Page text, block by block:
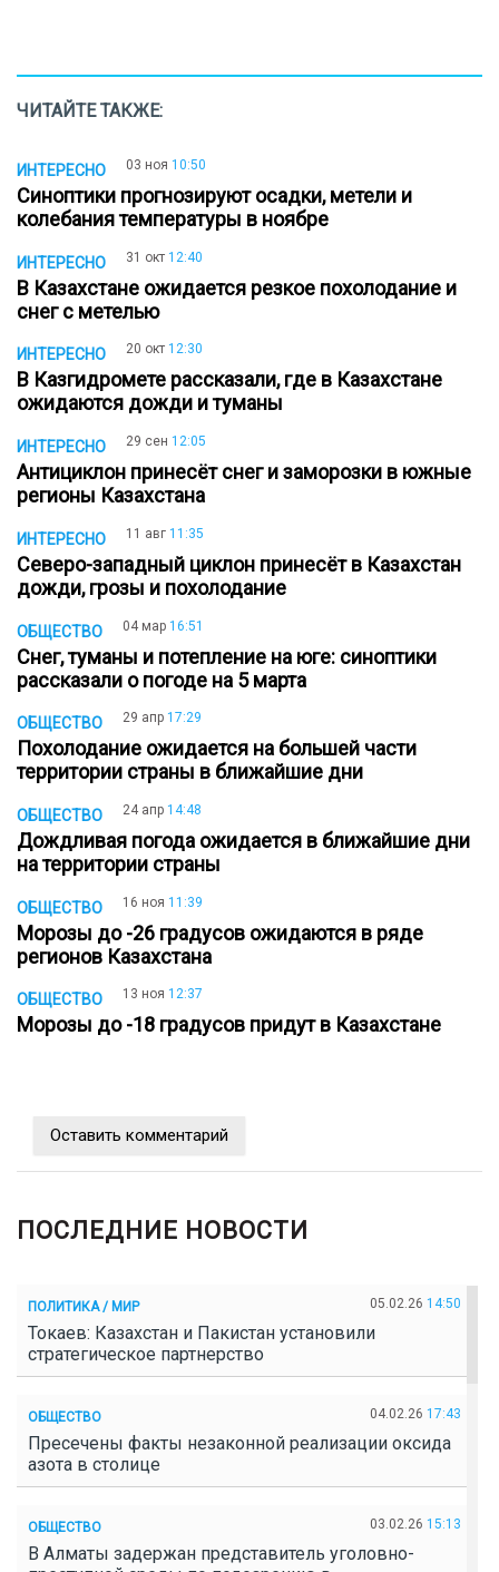
ЧИТАЙТЕ ТАКЖЕ:
ИНТЕРЕСНО 03 ноя 10:50
Синоптики прогнозируют осадки, метели и
колебания температуры в ноябре
ИНТЕРЕСНО 31 окт 12:40
В Казахстане ожидается резкое похолодание и
снег с метелью
ИНТЕРЕСНО 20 окт 12:30
В Казгидромете рассказали, где в Казахстане
ожидаются дожди и туманы
ИНТЕРЕСНО 29 сен 12:05
Антициклон принесёт снег и заморозки в южные
регионы Казахстана
ИНТЕРЕСНО 11 авг 11:35
Северо-западный циклон принесёт в Казахстан
дожди, грозы и похолодание
ОБЩЕСТВО 04 мар 16:51
Снег, туманы и потепление на юге: синоптики
рассказали о погоде на 5 марта
ОБЩЕСТВО 29 апр 17:29
Похолодание ожидается на большей части
территории страны в ближайшие дни
ОБЩЕСТВО 24 апр 14:48
Дождливая погода ожидается в ближайшие дни
на территории страны
ОБЩЕСТВО 16 ноя 11:39
Морозы до -26 градусов ожидаются в ряде
регионов Казахстана
ОБЩЕСТВО 13 ноя 12:37
Морозы до -18 градусов придут в Казахстане
Оставить комментарий
ПОСЛЕДНИЕ НОВОСТИ
ПОЛИТИКА / МИР 05.02.26 14:50
Токаев: Казахстан и Пакистан установили
стратегическое партнерство
ОБЩЕСТВО 04.02.26 17:43
Пресечены факты незаконной реализации оксида
азота в столице
ОБЩЕСТВО 03.02.26 15:13
В Алматы задержан представитель уголовно-